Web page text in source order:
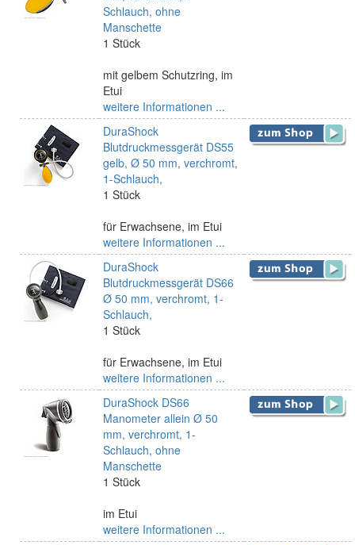
Schlauch, ohne
Manschette
1 Stück
mit gelbem Schutzring, im
Etui
weitere Informationen ...
DuraShock
Blutdruckmessgerät DS55
gelb, Ø 50 mm, verchromt,
1-Schlauch,
1 Stück
für Erwachsene, im Etui
weitere Informationen ...
DuraShock
Blutdruckmessgerät DS66
Ø 50 mm, verchromt, 1-
Schlauch,
1 Stück
für Erwachsene, im Etui
weitere Informationen ...
DuraShock DS66
Manometer allein Ø 50
mm, verchromt, 1-
Schlauch, ohne
Manschette
1 Stück
im Etui
weitere Informationen ...